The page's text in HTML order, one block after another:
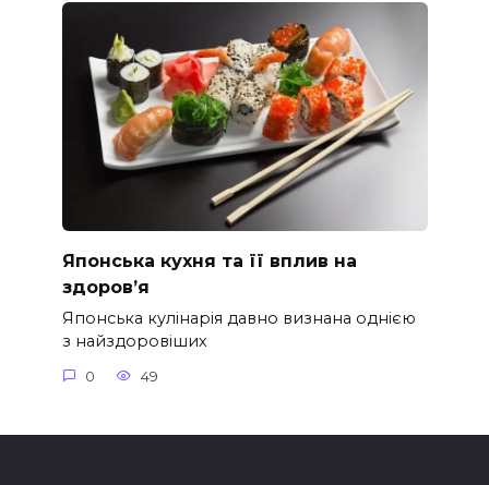
Японська кухня та її вплив на
здоров’я
Японська кулінарія давно визнана однією
з найздоровіших
0 49